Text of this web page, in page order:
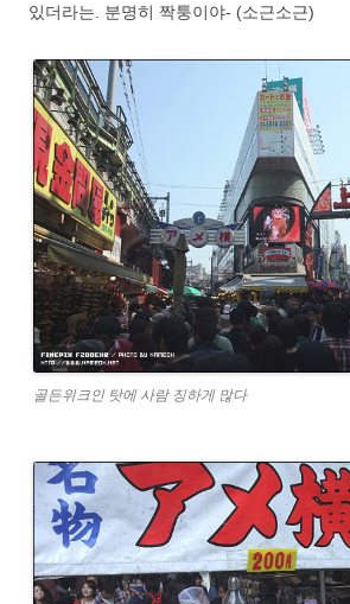
있더라는. 분명히 짝퉁이야- (소근소근)
골든위크인 탓에 사람 징하게 많다